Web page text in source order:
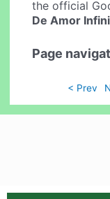
the official
De Amor
Page
< Prev